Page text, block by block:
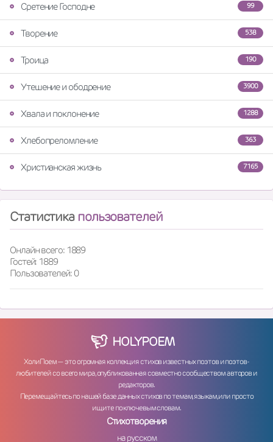
99
Сретение Господне
538
Творение
190
Троица
3900
Утешение и ободрение
1288
Хвала и поклонение
363
Хлебопреломление
7165
Христианская жизнь
Статистика пользователей
Онлайн всего: 1889
Гостей: 1889
Пользователей: 0
HOLYPOEM
ХолиПоем — это огромная коллекция стихов известных поэтов и поэтов-
любителей со всего мира, опубликованная совместно сообществом авторов и
редакторов.
Перемещайтесь по нашей базе данных стихов по темам, языкам, или просто
ищите по ключевым словам.
Стихотворения
на русском